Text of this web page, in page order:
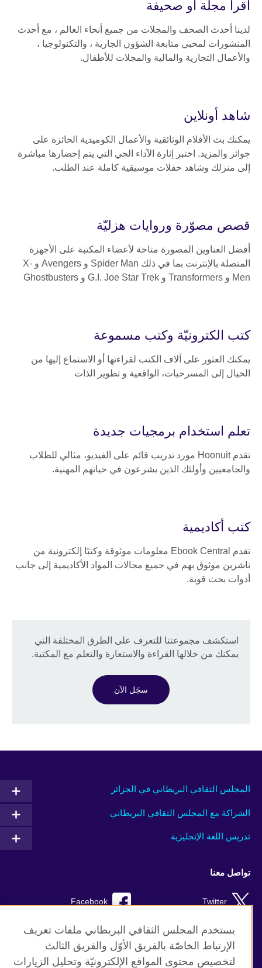
اقرأ مجلة أو صحيفة
لدينا أحدث الصحف والمجلات من جميع أنحاء العالم ، مع أحدث
المنشورات لمحبي متابعة الشؤون الجارية ، والتكنولوجيا ،
والأعمال التجارية والمالية والمجلات للأطفال.
شاهد أونلاين
يمكنك بث الأفلام الوثائقية والأعمال الكوميدية الحائزة على
جوائز والمزيد. اختبر إثارة الآداء الحي التي يتم إحضارها مباشرة
إلى منزلك وشاهد حفلات موسيقية كاملة عند الطلب.
قصص مصوّرة وروايات هزليّة
أفضل العناوين المصورة متاحة لأعضاء المكتبة على الأجهزة
المتصلة بالإنترنت بما في ذلك Spider Man و Avengers و X-
Men و Transformers و G.I. Joe Star Trek و Ghostbusters
كتب الكترونيّة وكتب مسموعة
يمكنك العثور على آلاف الكتب لقراءتها أو الاستماع إليها من
الخيال إلى المسرحيات، الواقعية و تطوير الذات
تعلم استخدام برمجيات جديدة
تقدم Hoonuit مورد تدريب قائم على الفيديو، مثالي للطلاب
والجامعيين وأولئك الذين يشرعون في حياتهم المهنية.
كتب أكاديمية
تقدم Ebook Central معلومات موثوقة وكتبًا إلكترونية من
ناشرين موثوق بهم في جميع مجالات المواد الأكاديمية إلى جانب
أدوات بحث قوية.
استكشف مجموعتنا للتعرف على الطرق المختلفة التي
يمكنك من خلالها القراءة والاستعارة والتعلم مع المكتبة.
سجَل الآن
المجلس الثقافي البريطاني في الجزائر
الشراكة مع المجلس الثقافي البريطاني
تدريس اللغة الإنجليزية
تواصل معنا
Facebook Twitter
TikTok Instagram
Youtube
يستخدم المجلس الثقافي البريطاني ملفات تعريف
الإرتباط الخاصّة بالفريق الأوّل والفريق الثالث
لتخصيص محتوى المواقع الإلكترونيّة وتحليل الزيارات